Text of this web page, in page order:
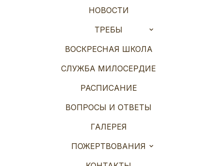
НОВОСТИ
ТРЕБЫ
ВОСКРЕСНАЯ ШКОЛА
СЛУЖБА МИЛОСЕРДИЕ
РАСПИСАНИЕ
ВОПРОСЫ И ОТВЕТЫ
ГАЛЕРЕЯ
ПОЖЕРТВОВАНИЯ